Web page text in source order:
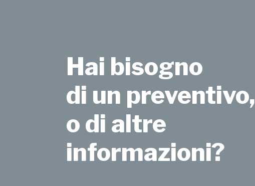
Hai bisogno
di un preventivo,
o di altre
informazioni?